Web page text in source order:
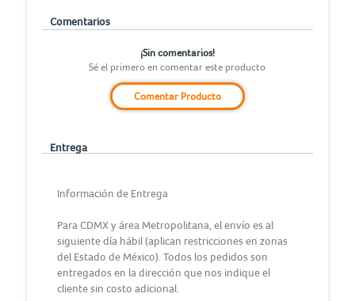
Comentarios
¡Sin comentarios!
Sé el primero en comentar este producto
Comentar Producto
Entrega
Información de Entrega
Para CDMX y área Metropolitana, el envío es al
siguiente día hábil (aplican restricciones en zonas
del Estado de México). Todos los pedidos son
entregados en la dirección que nos indique el
cliente sin costo adicional.